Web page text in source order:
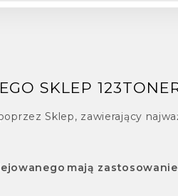
SKLEP
Sklep, zawierający
mają